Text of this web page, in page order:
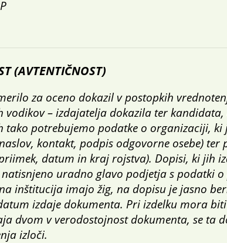
(AVTENTIČNOST)
za oceno dokazil v postopkih
vodikov – izdajatelja dokazila ter
tako potrebujemo podatke o organizaciji,
kontakt, podpis odgovorne osebe) ter
datum in kraj rojstva). Dopisi, ki jih
uradno glavo podjetja s podatki o
inštitucija imajo žig, na dopisu je jasno
izdaje dokumenta. Pri izdelku mora
dvom v verodostojnost dokumenta, se ta
izloči.